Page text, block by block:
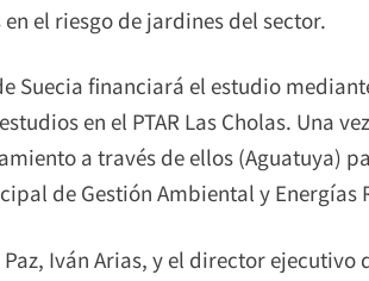
el riesgo de jardines del sector.
Suecia financiará el estudio
en el PTAR Las Cholas. Una
a través de ellos (Aguatuya)
de Gestión Ambiental y Energías
Iván Arias, y el director ejecutivo